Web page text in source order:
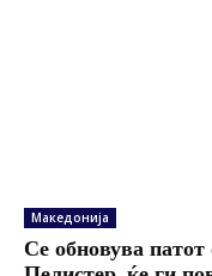
Македонија
Се обновува